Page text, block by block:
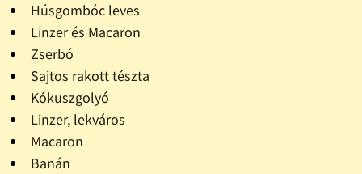
Húsgombóc leves
Linzer és Macaron
Zserbó
Sajtos rakott tészta
Kókuszgolyó
Linzer, lekváros
Macaron
Banán